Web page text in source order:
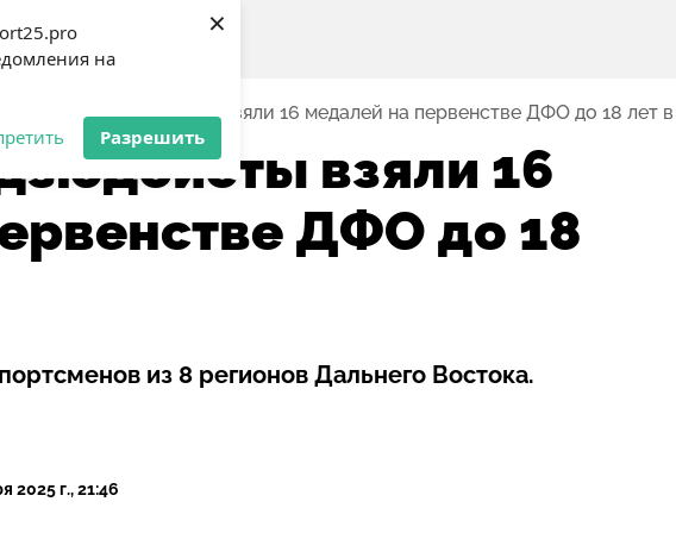
на
Разрешить
×
Приморские дзюдоисты взяли 16 медалей на первенстве ДФО до 18 лет
взяли 16
ДФО до 18
из 8 регионов Дальнего Востока.
2025 г., 21:46